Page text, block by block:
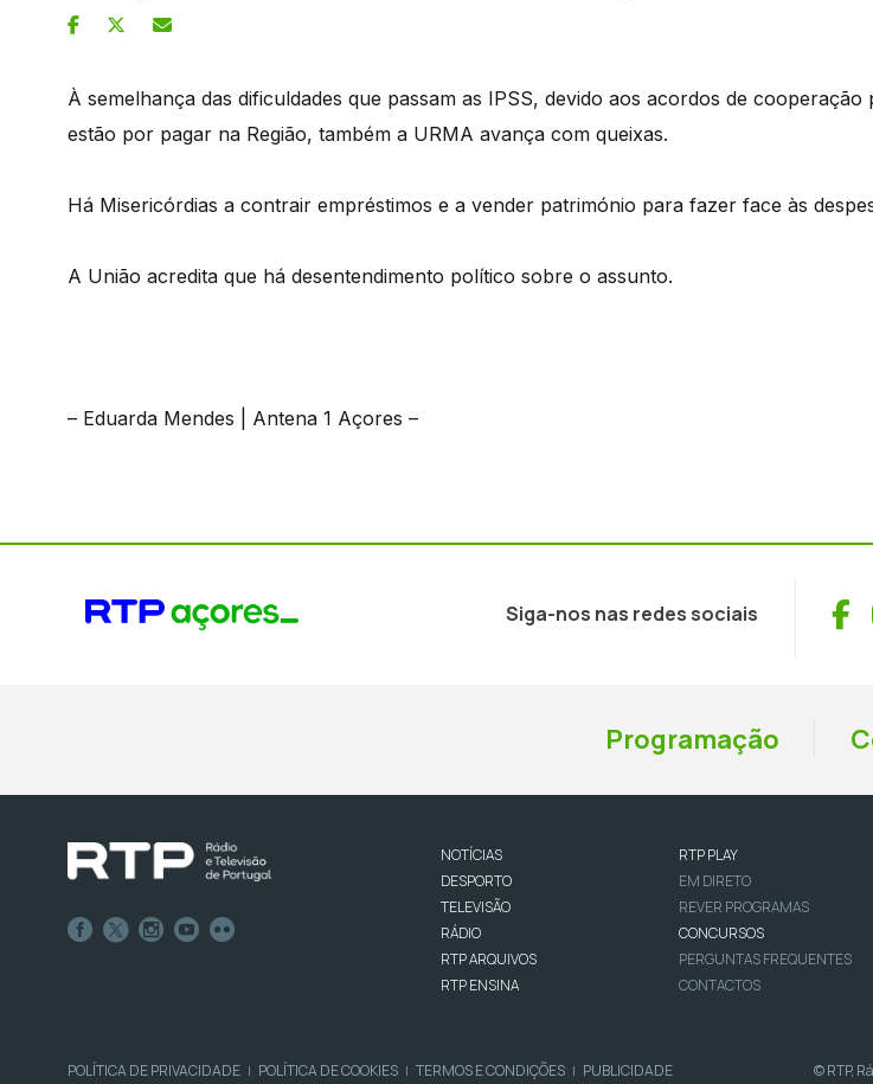
À semelhança das dificuldades que passam as IPSS, devido aos acordos de cooperação
estão por pagar na Região, também a URMA avança com queixas.
Há Misericórdias a contrair empréstimos e a vender património para fazer face às
A União acredita que há desentendimento político sobre o assunto.
– Eduarda Mendes | Antena 1 Açores –
Siga-nos nas redes sociais
Programação
NOTÍCIAS
DESPORTO
TELEVISÃO
RÁDIO
RTP ARQUIVOS
RTP ENSINA
RTP PLAY
EM DIRETO
REVER PROGRAMAS
CONCURSOS
PERGUNTAS FREQUENTES
CONTACTOS
POLÍTICA DE PRIVACIDADE | POLÍTICA DE COOKIES | TERMOS E CONDIÇÕES | PUBLICIDADE © RTP,